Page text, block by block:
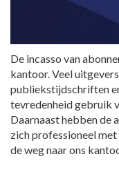
De incasso van
kantoor. Veel
publiekstijdschriften
tevredenheid gebruik
Daarnaast hebben de
zich professioneel
de weg naar ons